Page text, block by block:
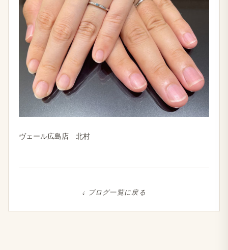
ヴェール広島店 北村
↓ ブログ一覧に戻る